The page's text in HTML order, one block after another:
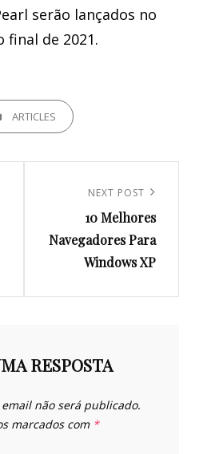
serão lançados no
final de 2021.
ARTICLES
NEXT POST
10 Melhores
Navegadores Para
Windows XP
RESPOSTA
não será publicado.
marcados com *